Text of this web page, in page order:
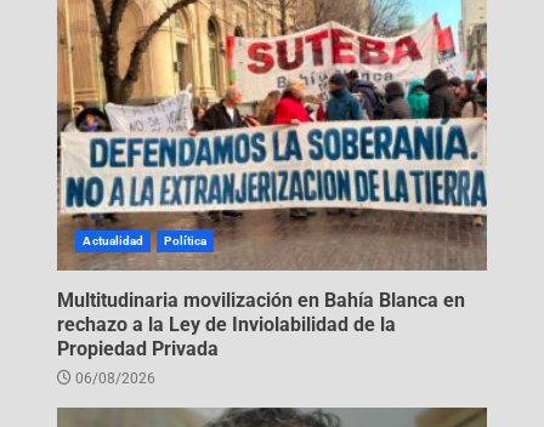
Actualidad Política
Multitudinaria movilización en Bahía Blanca en
rechazo a la Ley de Inviolabilidad de la
Propiedad Privada
06/08/2026